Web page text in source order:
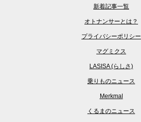
新着記事一覧
オトナンサーとは？
プライバシーポリシー
マグミクス
LASISA (らしさ)
乗りものニュース
Merkmal
くるまのニュース